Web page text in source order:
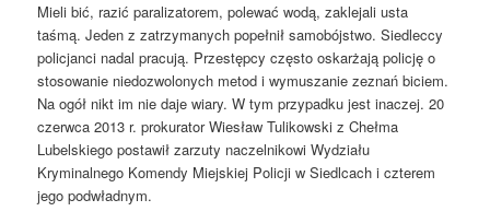
Mieli bić, razić paralizatorem, polewać wodą, zaklejali usta
taśmą. Jeden z zatrzymanych popełnił samobójstwo. Siedleccy
policjanci nadal pracują. Przestępcy często oskarżają policję o
stosowanie niedozwolonych metod i wymuszanie zeznań biciem.
Na ogół nikt im nie daje wiary. W tym przypadku jest inaczej. 20
czerwca 2013 r. prokurator Wiesław Tulikowski z Chełma
Lubelskiego postawił zarzuty naczelnikowi Wydziału
Kryminalnego Komendy Miejskiej Policji w Siedlcach i czterem
jego podwładnym.